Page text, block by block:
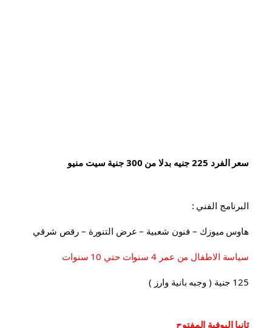
سعر الفرد 225 جنيه بدلا من 300 جنية سيت منيو
البرنامج الفني :
هاوس ميوزك – فنون شعبية – عرض التنورة – رقص شرقي
سياسة الاطفال من عمر 4 سنوات حتي 10 سنوات
125 جنية ( وجبه بانية وارز )
ثانيا البوفية المفتوح